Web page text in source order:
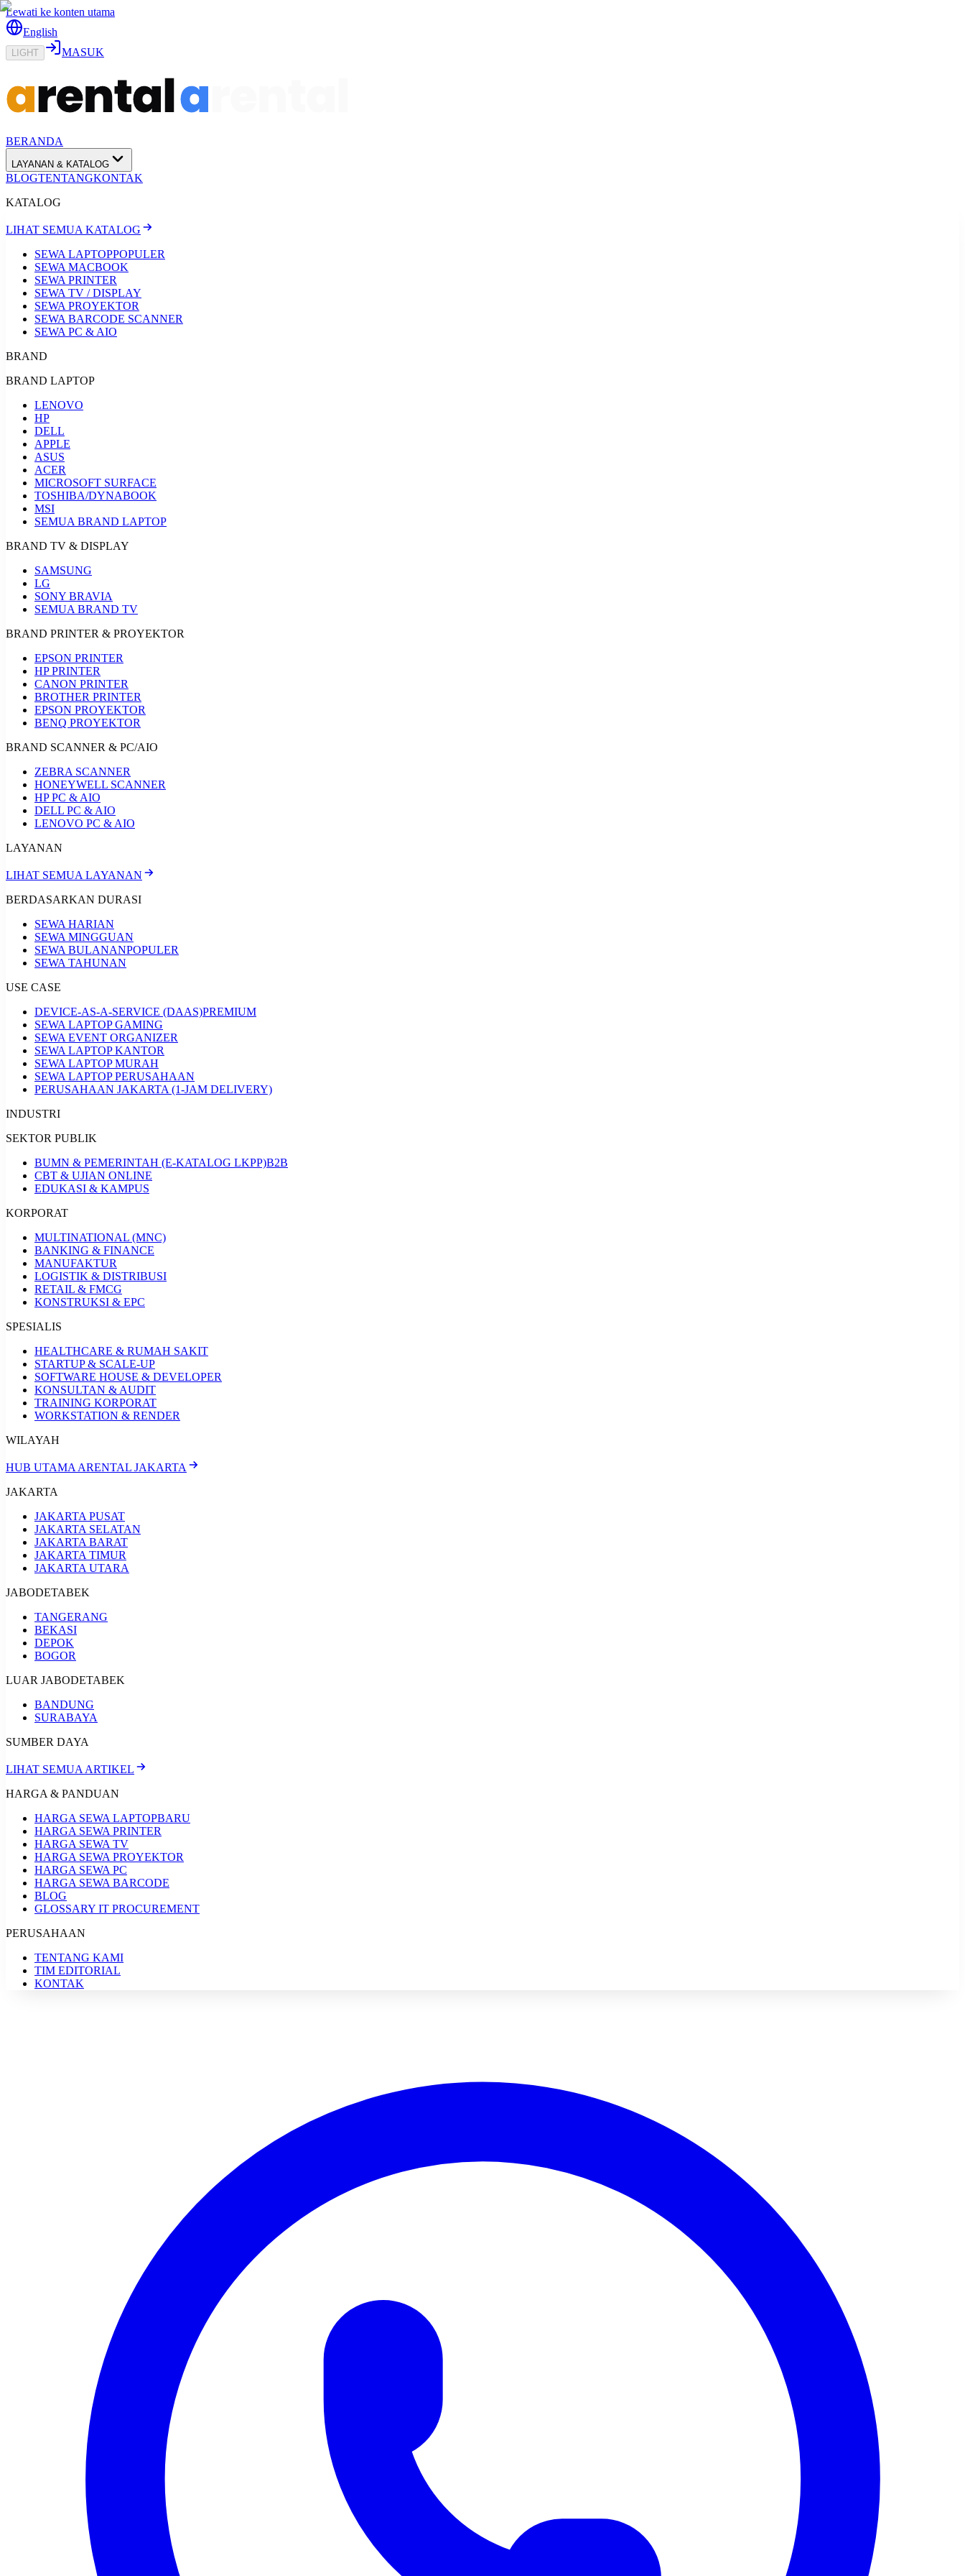
Lewati ke konten utama
English
LIGHT MASUK
BERANDA
LAYANAN & KATALOG
BLOGTENTANGKONTAK
KATALOG
LIHAT SEMUA KATALOG
SEWA LAPTOPPOPULER
SEWA MACBOOK
SEWA PRINTER
SEWA TV / DISPLAY
SEWA PROYEKTOR
SEWA BARCODE SCANNER
SEWA PC & AIO
BRAND
BRAND LAPTOP
LENOVO
HP
DELL
APPLE
ASUS
ACER
MICROSOFT SURFACE
TOSHIBA/DYNABOOK
MSI
SEMUA BRAND LAPTOP
BRAND TV & DISPLAY
SAMSUNG
LG
SONY BRAVIA
SEMUA BRAND TV
BRAND PRINTER & PROYEKTOR
EPSON PRINTER
HP PRINTER
CANON PRINTER
BROTHER PRINTER
EPSON PROYEKTOR
BENQ PROYEKTOR
BRAND SCANNER & PC/AIO
ZEBRA SCANNER
HONEYWELL SCANNER
HP PC & AIO
DELL PC & AIO
LENOVO PC & AIO
LAYANAN
LIHAT SEMUA LAYANAN
BERDASARKAN DURASI
SEWA HARIAN
SEWA MINGGUAN
SEWA BULANANPOPULER
SEWA TAHUNAN
USE CASE
DEVICE-AS-A-SERVICE (DAAS)PREMIUM
SEWA LAPTOP GAMING
SEWA EVENT ORGANIZER
SEWA LAPTOP KANTOR
SEWA LAPTOP MURAH
SEWA LAPTOP PERUSAHAAN
PERUSAHAAN JAKARTA (1-JAM DELIVERY)
INDUSTRI
SEKTOR PUBLIK
BUMN & PEMERINTAH (E-KATALOG LKPP)B2B
CBT & UJIAN ONLINE
EDUKASI & KAMPUS
KORPORAT
MULTINATIONAL (MNC)
BANKING & FINANCE
MANUFAKTUR
LOGISTIK & DISTRIBUSI
RETAIL & FMCG
KONSTRUKSI & EPC
SPESIALIS
HEALTHCARE & RUMAH SAKIT
STARTUP & SCALE-UP
SOFTWARE HOUSE & DEVELOPER
KONSULTAN & AUDIT
TRAINING KORPORAT
WORKSTATION & RENDER
WILAYAH
HUB UTAMA ARENTAL JAKARTA
JAKARTA
JAKARTA PUSAT
JAKARTA SELATAN
JAKARTA BARAT
JAKARTA TIMUR
JAKARTA UTARA
JABODETABEK
TANGERANG
BEKASI
DEPOK
BOGOR
LUAR JABODETABEK
BANDUNG
SURABAYA
SUMBER DAYA
LIHAT SEMUA ARTIKEL
HARGA & PANDUAN
HARGA SEWA LAPTOPBARU
HARGA SEWA PRINTER
HARGA SEWA TV
HARGA SEWA PROYEKTOR
HARGA SEWA PC
HARGA SEWA BARCODE
BLOG
GLOSSARY IT PROCUREMENT
PERUSAHAAN
TENTANG KAMI
TIM EDITORIAL
KONTAK